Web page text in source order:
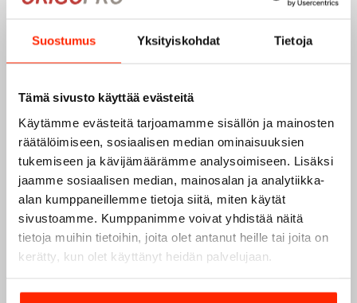
Suostumus Yksityiskohdat Tietoja
Tämä sivusto käyttää evästeitä
Käytämme evästeitä tarjoamamme sisällön ja mainosten
räätälöimiseen, sosiaalisen median ominaisuuksien
tukemiseen ja kävijämäärämme analysoimiseen. Lisäksi
jaamme sosiaalisen median, mainosalan ja analytiikka-
alan kumppaneillemme tietoja siitä, miten käytät
sivustoamme. Kumppanimme voivat yhdistää näitä
tietoja muihin tietoihin, joita olet antanut heille tai joita on
kerätty, kun olet käyttänyt heidän palvelujaan.
UKK (USEIN KYSYTYT KYSYMYKSET:
HELLEASUN TAKKI)